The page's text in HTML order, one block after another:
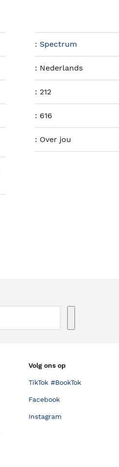
: Spectrum
: Nederlands
: 212
: 616
: Over jou
Volg ons op
TikTok #BookTok
Facebook
Instagram